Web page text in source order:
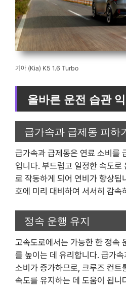
기아 (Kia) K5 1.6 Turbo
올바른 운전 습관
급가속과 급제동 피하
급가속과 급제동은 연료 소비를
입니다. 부드럽고 일정한 속도로
로 작동하게 되어 연비가 향상됩
호에 미리 대비하여 서서히 감속
정속 운행 유지
고속도로에서는 가능한 한 정속
를 높이는 데 유리합니다. 급가
소비가 증가하므로, 크루즈 컨트
속도를 유지하는 데 도움이 됩니